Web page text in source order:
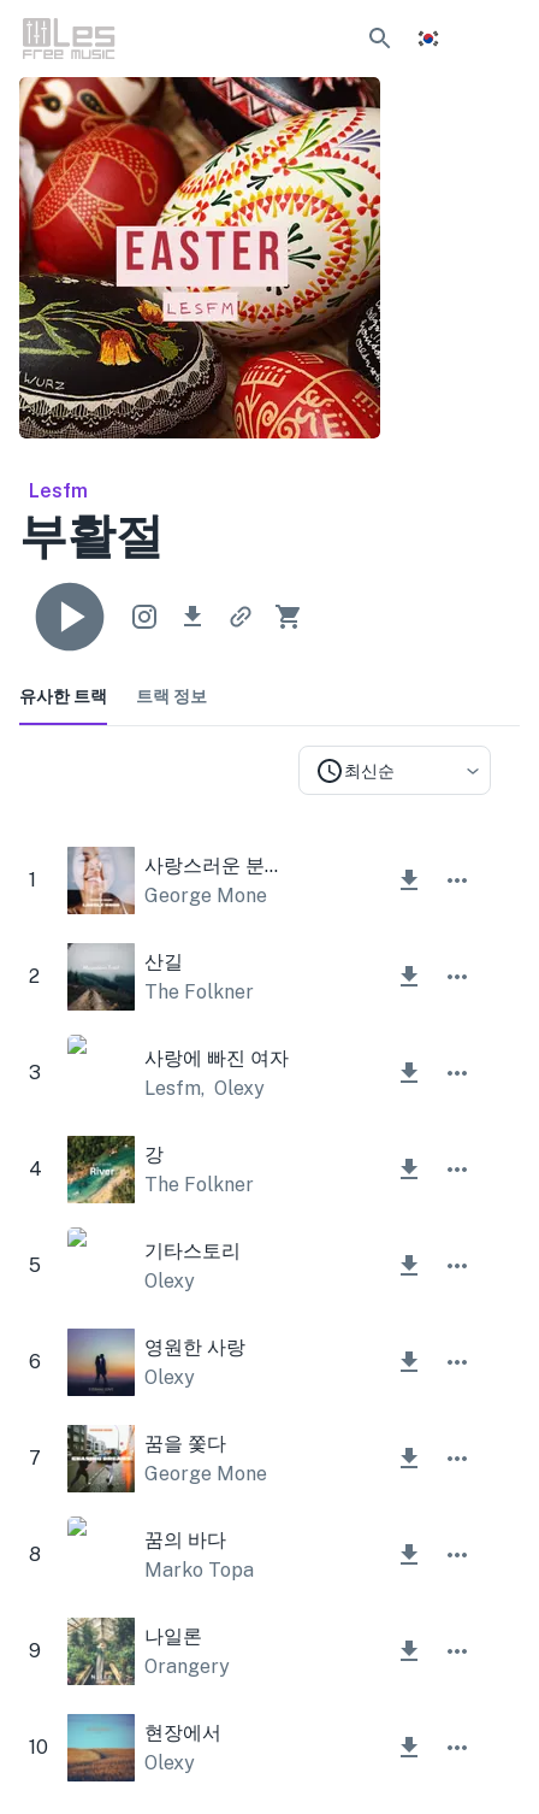
Lesfm
부활절
유사한 트랙 트랙 정보
최신순
1
사랑스러운 분위기
George Mone
2
산길
The Folkner
3
사랑에 빠진 여자
Lesfm, Olexy
4
강
The Folkner
5
기타스토리
Olexy
6
영원한 사랑
Olexy
7
꿈을 쫓다
George Mone
8
꿈의 바다
Marko Topa
9
나일론
Orangery
10
현장에서
Olexy